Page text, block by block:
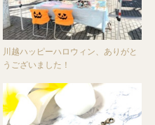
川越ハッピーハロウィン、ありがと
うございました！